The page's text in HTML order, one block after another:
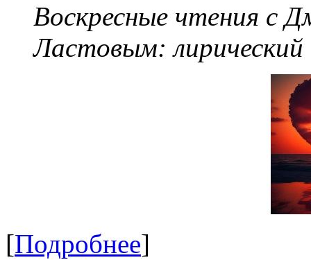
Воскресные чтения с
Ластовым:
[Подробнее]